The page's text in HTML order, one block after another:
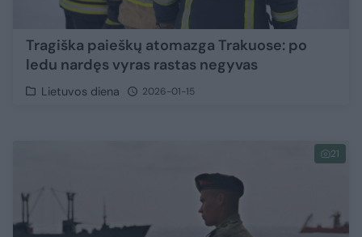
Tragiška paieškų atomazga Trakuose: po
ledu nardęs vyras rastas negyvas
Lietuvos diena 2026-01-15
21